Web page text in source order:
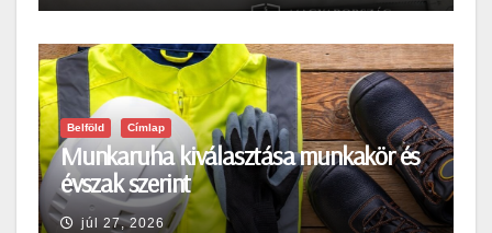
Belföld Címlap
Munkaruha kiválasztása munkakör és
évszak szerint
júl 27, 2026